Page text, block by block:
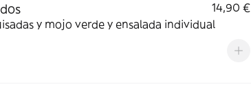
14,90 €
y mojo verde y ensalada individual